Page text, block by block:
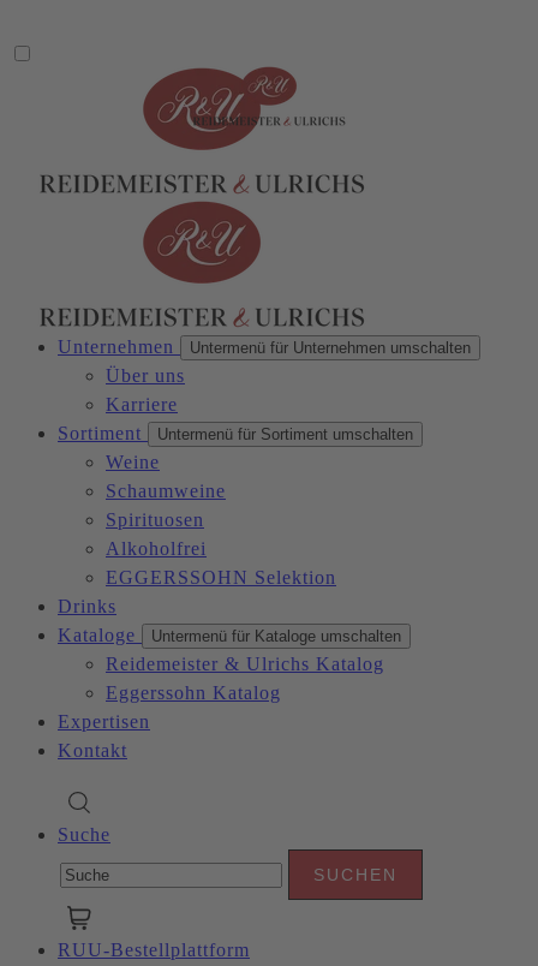
Unternehmen Untermenü für Unternehmen umschalten
Über uns
Karriere
Sortiment
Untermenü für Sortiment umschalten
Weine
Schaumweine
Spirituosen
Alkoholfrei
EGGERSSOHN Selektion
Drinks
Kataloge
Untermenü für Kataloge umschalten
Reidemeister & Ulrichs Katalog
Eggerssohn Katalog
Expertisen
Kontakt
Suche
RUU-Bestellplattform